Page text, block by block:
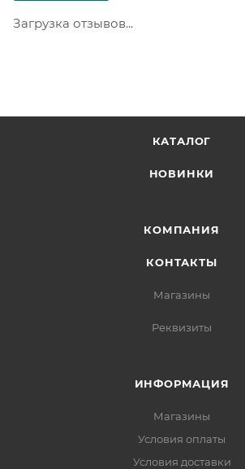
Загрузка отзывов...
КАТАЛОГ
НОВИНКИ
КОМПАНИЯ
КОНТАКТЫ
Магазины
Реквизиты
ИНФОРМАЦИЯ
Магазины
Условия оплаты
Условия доставки